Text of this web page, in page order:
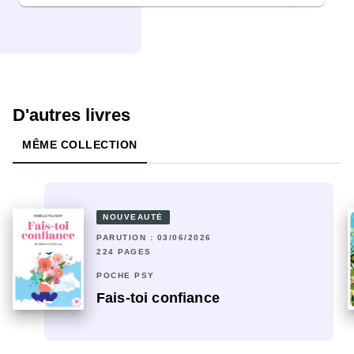
D'autres livres
MÊME COLLECTION
NOUVEAUTÉ
PARUTION : 03/06/2026
224 PAGES
POCHE PSY
Fais-toi confiance